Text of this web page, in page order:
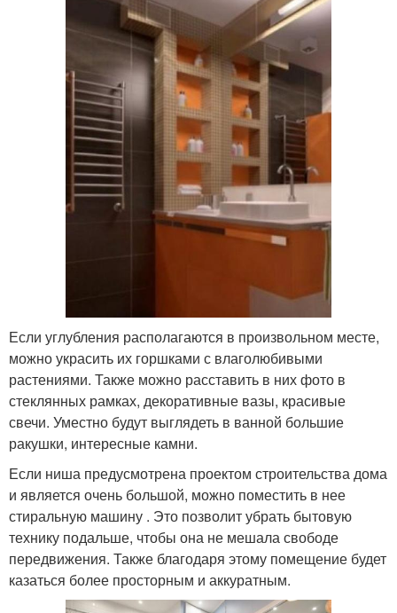
Если углубления располагаются в произвольном месте,
можно украсить их горшками с влаголюбивыми
растениями. Также можно расставить в них фото в
стеклянных рамках, декоративные вазы, красивые
свечи. Уместно будут выглядеть в ванной большие
ракушки, интересные камни.
Если ниша предусмотрена проектом строительства дома
и является очень большой, можно поместить в нее
стиральную машину . Это позволит убрать бытовую
технику подальше, чтобы она не мешала свободе
передвижения. Также благодаря этому помещение будет
казаться более просторным и аккуратным.